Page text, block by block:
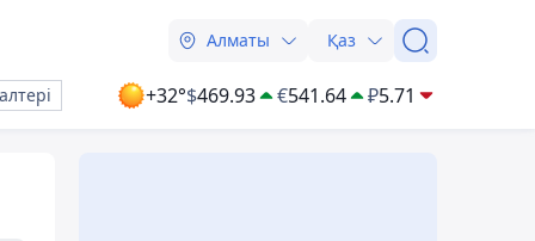
Алматы Қаз
+32°$469.93 €541.64 ₽5.71